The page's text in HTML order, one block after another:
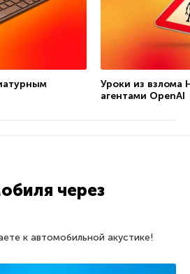
Уроки из взлома
агентами OpenAI
через
к автомобильной акустике!